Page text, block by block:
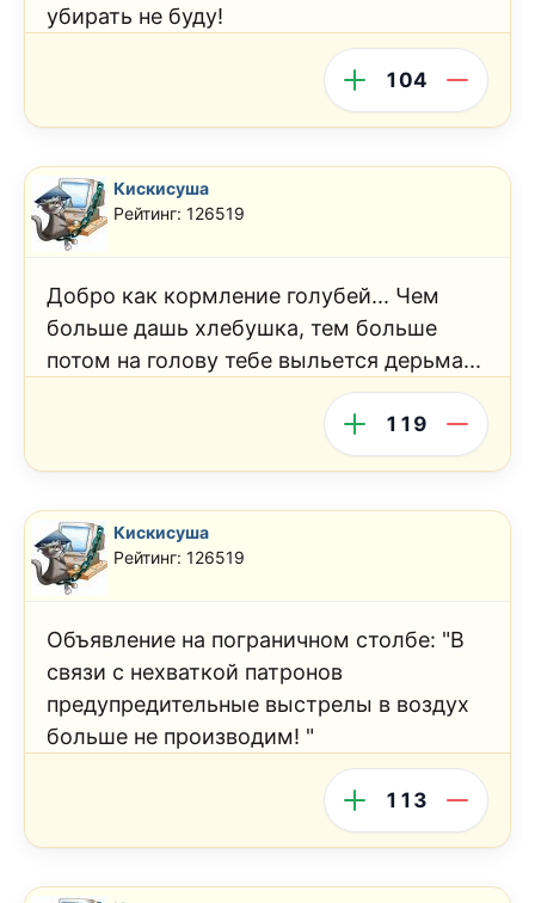
убирать не буду!
104
Кискисуша
Рейтинг: 126519
Добро как кормление голубей... Чем
больше дашь хлебушка, тем больше
потом на голову тебе выльется дерьма...
119
Кискисуша
Рейтинг: 126519
Объявление на пограничном столбе: "В
связи с нехваткой патронов
предупредительные выстрелы в воздух
больше не производим! "
113